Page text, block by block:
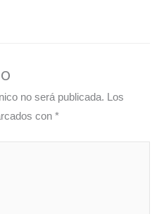
no será publicada.
Los
con *